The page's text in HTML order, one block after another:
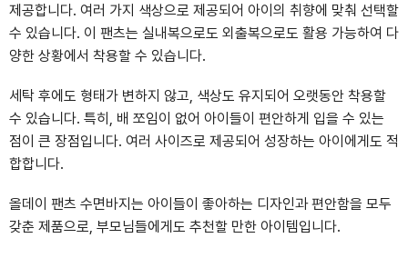
제공합니다. 여러 가지 색상으로 제공되어 아이의 취향에 맞춰 선택할
수 있습니다. 이 팬츠는 실내복으로도 외출복으로도 활용 가능하여 다
양한 상황에서 착용할 수 있습니다.
세탁 후에도 형태가 변하지 않고, 색상도 유지되어 오랫동안 착용할
수 있습니다. 특히, 배 쪼임이 없어 아이들이 편안하게 입을 수 있는
점이 큰 장점입니다. 여러 사이즈로 제공되어 성장하는 아이에게도 적
합합니다.
올데이 팬츠 수면바지는 아이들이 좋아하는 디자인과 편안함을 모두
갖춘 제품으로, 부모님들에게도 추천할 만한 아이템입니다.